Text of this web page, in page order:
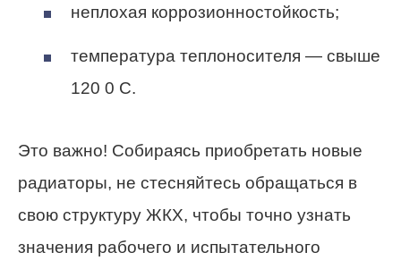
неплохая коррозионностойкость;
температура теплоносителя — свыше
120 0 С.
Это важно! Собираясь приобретать новые
радиаторы, не стесняйтесь обращаться в
свою структуру ЖКХ, чтобы точно узнать
значения рабочего и испытательного